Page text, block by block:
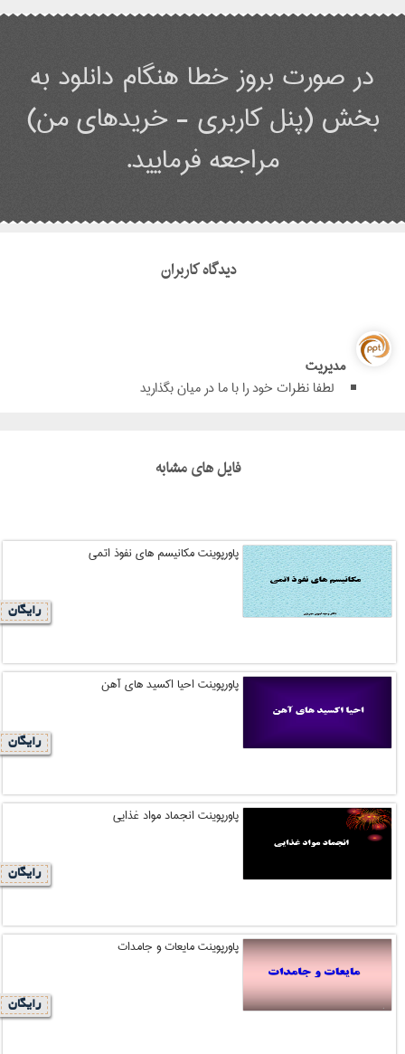
در صورت بروز خطا هنگام دانلود به
بخش (پنل کاربری - خریدهای من)
مراجعه فرمایید.
دیدگاه کاربران
مدیریت
لطفا نظرات خود را با ما در میان بگذارید
فایل های مشابه
پاورپوینت مکانیسم های نفوذ اتمی
رایگان
پاورپوینت احیا اکسید های آهن
رایگان
پاورپوینت انجماد مواد غذایی
رایگان
پاورپوینت مایعات و جامدات
رایگان